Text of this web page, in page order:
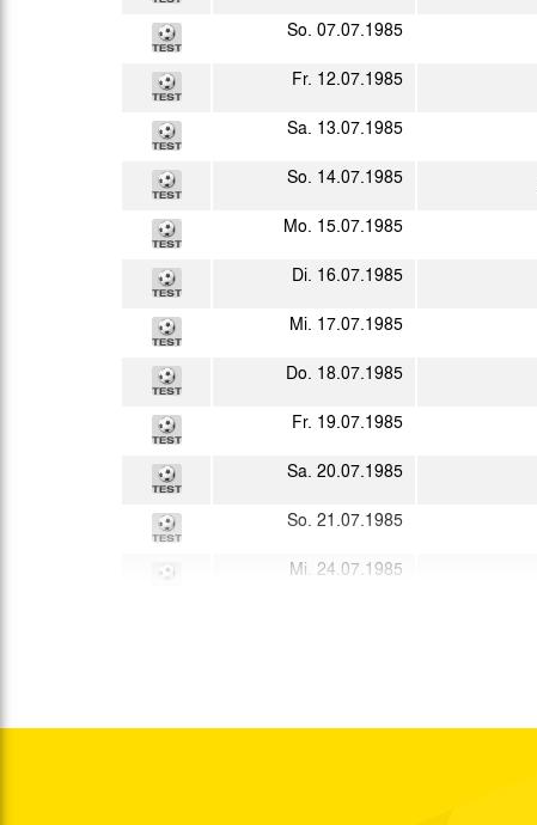
So. 07.07.1985
Fr. 12.07.1985
Sa. 13.07.1985
So. 14.07.1985
Mo. 15.07.1985
Di. 16.07.1985
Mi. 17.07.1985
Do. 18.07.1985
Fr. 19.07.1985
Sa. 20.07.1985
So. 21.07.1985
Mi. 24.07.1985